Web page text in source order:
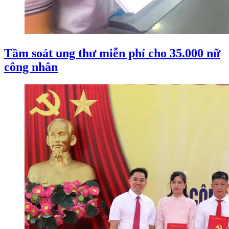
Tầm soát ung thư miễn phí cho 35.000 nữ
công nhân